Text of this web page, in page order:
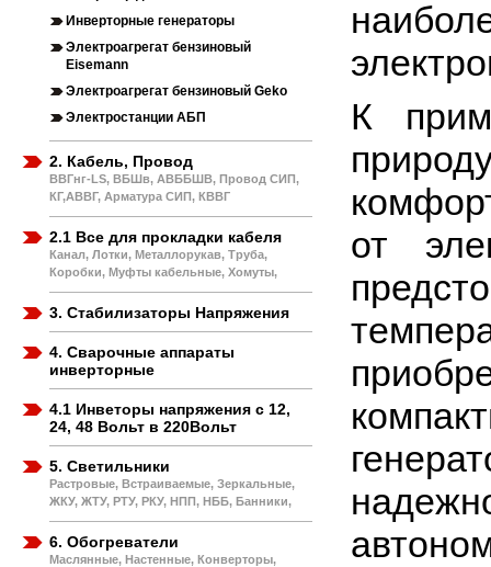
Инверторные генераторы
Электроагрегат бензиновый
Eisemann
Электроагрегат бензиновый Geko
Электростанции АБП
2. Кабель, Провод
ВВГнг-LS, ВБШв, АВББШВ, Провод СИП,
КГ,АВВГ, Арматура СИП, КВВГ
2.1 Все для прокладки кабеля
Канал, Лотки, Металлорукав, Труба,
Коробки, Муфты кабельные, Хомуты,
3. Стабилизаторы Напряжения
4. Сварочные аппараты
инверторные
4.1 Инветоры напряжения с 12,
24, 48 Вольт в 220Вольт
5. Светильники
Растровые, Встраиваемые, Зеркальные,
ЖКУ, ЖТУ, РТУ, РКУ, НПП, НББ, Банники,
6. Обогреватели
Маслянные, Настенные, Конверторы,
К
от